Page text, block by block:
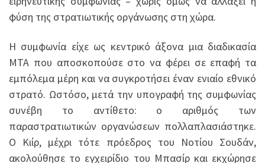
φύση της στρατιωτικής οργάνωσης στη χώρα.
Η συμφωνία είχε ως κεντρικό άξονα μια διαδικασία
ΜΤΑ που αποσκοπούσε στο να φέρει σε επαφή τα
εμπόλεμα μέρη και να συγκροτήσει έναν ενιαίο εθνικό
στρατό. Ωστόσο, μετά την υπογραφή της συμφωνίας
συνέβη το αντίθετο: ο αριθμός των
παραστρατιωτικών οργανώσεων πολλαπλασιάστηκε.
Ο Κιίρ, μέχρι τότε πρόεδρος του Νοτίου Σουδάν,
ακολούθησε το εγχειρίδιο του Μπασίρ και εκχώρησε